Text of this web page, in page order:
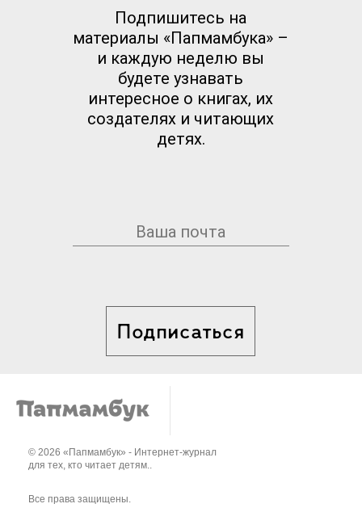
Подпишитесь на
материалы «Папмамбука» –
и каждую неделю вы
будете узнавать
интересное о книгах, их
создателях и читающих
детях.
Подписаться
© 2026 «Папмамбук» - Интернет-журнал
для тех, кто читает детям..
Все права защищены.